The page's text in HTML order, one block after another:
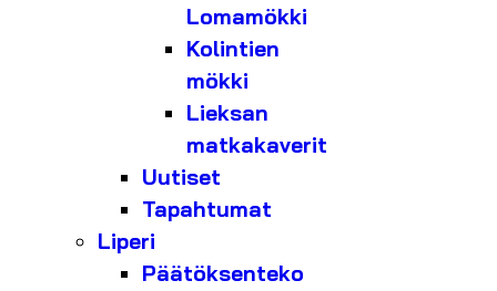
Lomamökki
Kolintien
mökki
Lieksan
matkakaverit
Uutiset
Tapahtumat
Liperi
Päätöksenteko